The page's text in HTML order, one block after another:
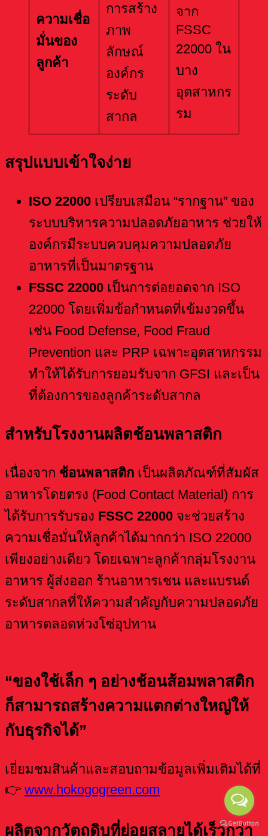
ความเชื่อ
มั่นของ
ลูกค้า
การสร้าง
ภาพ
ลักษณ์
องค์กร
ระดับ
สากล
จาก
FSSC
22000 ใน
บาง
อุตสาหกร
รม
สรุปแบบเข้าใจง่าย
ISO 22000 เปรียบเสมือน “รากฐาน” ของ
ระบบบริหารความปลอดภัยอาหาร ช่วยให้
องค์กรมีระบบควบคุมความปลอดภัย
อาหารที่เป็นมาตรฐาน
FSSC 22000 เป็นการต่อยอดจาก ISO
22000 โดยเพิ่มข้อกำหนดที่เข้มงวดขึ้น
เช่น Food Defense, Food Fraud
Prevention และ PRP เฉพาะอุตสาหกรรม
ทำให้ได้รับการยอมรับจาก GFSI และเป็น
ที่ต้องการของลูกค้าระดับสากล
สำหรับโรงงานผลิตช้อนพลาสติก
เนื่องจาก ช้อนพลาสติก เป็นผลิตภัณฑ์ที่สัมผัส
อาหารโดยตรง (Food Contact Material) การ
ได้รับการรับรอง FSSC 22000 จะช่วยสร้าง
ความเชื่อมั่นให้ลูกค้าได้มากกว่า ISO 22000
เพียงอย่างเดียว โดยเฉพาะลูกค้ากลุ่มโรงงาน
อาหาร ผู้ส่งออก ร้านอาหารเชน และแบรนด์
ระดับสากลที่ให้ความสำคัญกับความปลอดภัย
อาหารตลอดห่วงโซ่อุปทาน
“ของใช้เล็ก ๆ อย่างช้อนส้อมพลาสติก
ก็สามารถสร้างความแตกต่างใหญ่ให้
กับธุรกิจได้”
เยี่ยมชมสินค้าและสอบถามข้อมูลเพิ่มเติมได้ที่
👉 www.hokogogreen.com
ผลิตจากวัตถุดิบที่ย่อยสลายได้เร็วกว่า ​